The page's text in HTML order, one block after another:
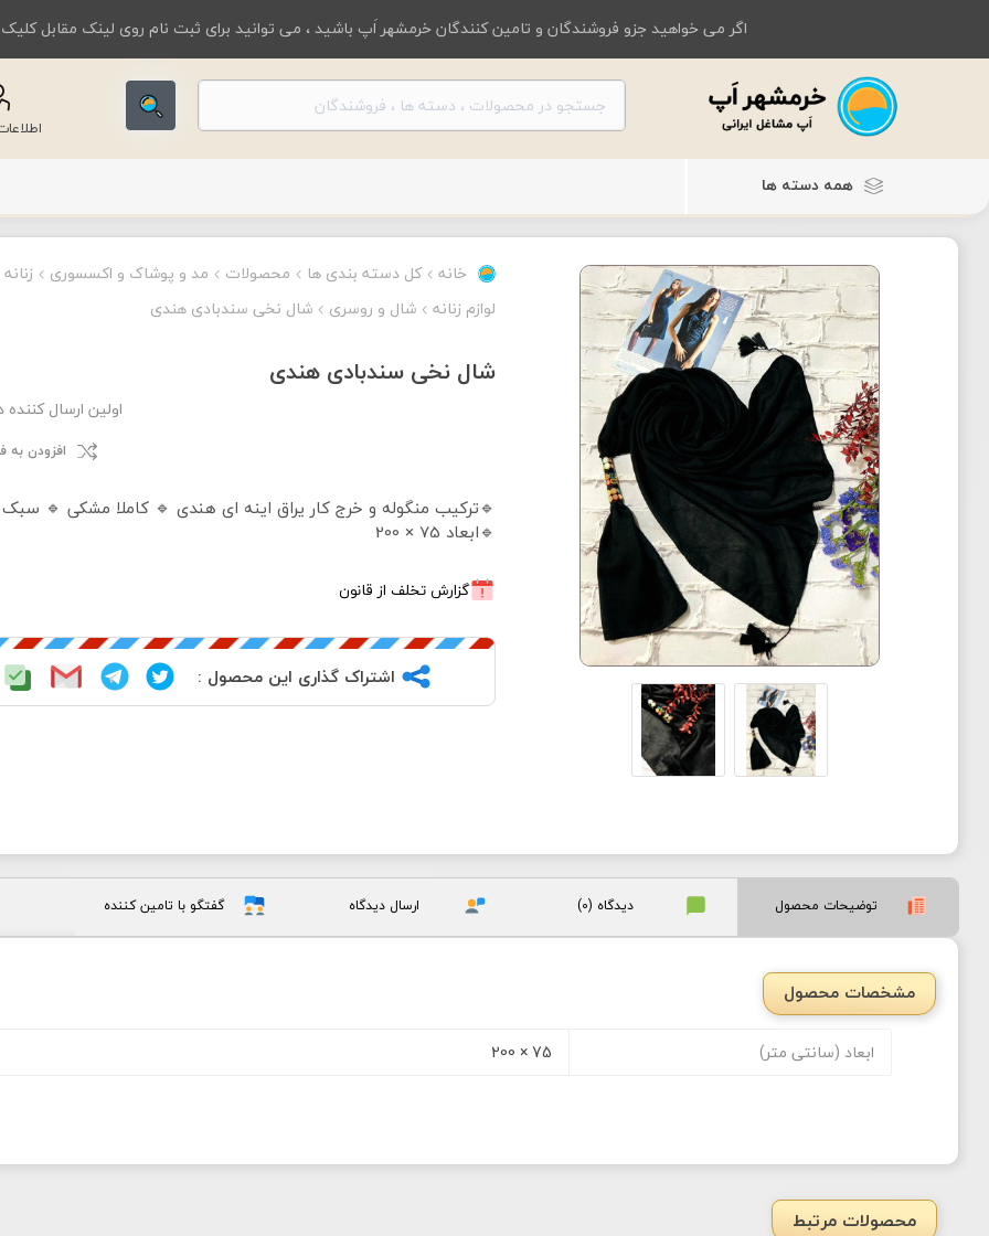
اگر می خواهید جزو فروشندگان و تامین کنندگان خرمشهر اَپ باشید ، می توانید برای ثبت نام روی لینک مقابل
همه دسته ها
خانه کل دسته بندی ها محصولات مد و پوشاک و اکسسوری
زنانه
لوازم زنانه
شال و روسری شال نخی سندبادی هندی
شال نخی سندبادی هندی
اولین ارسال
افزودن به
🔹ترکیب منگوله و خرج کار یراق اینه ای هندی 🔹 کاملا مشکی 🔹
🔹ابعاد 75 × 200
گزارش تخلف از قانون
اشتراک گذاری این محصول :
توضیحات محصول دیدگاه (0) ارسال دیدگاه گفتگو با تامین کننده
مشخصات محصول
ابعاد (سانتی متر) 75 × 200
محصولات مرتبط